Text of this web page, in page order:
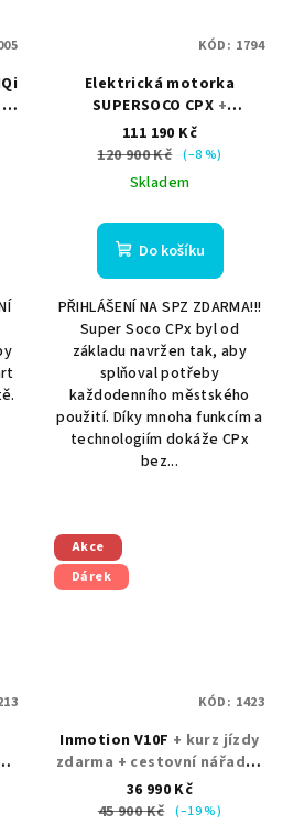
Elektrická motorka
SUPERSOCO CPX +
přihlášení na RZ + helma
nebo kufr jako dárek
111 190 Kč
120 900 Kč (–8 %)
Skladem
Do košíku
PŘIHLÁŠENÍ NA SPZ ZDARMA!!!
Super Soco CPx byl od
základu navržen tak, aby
splňoval potřeby
každodenního městského
použití. Díky mnoha funkcím a
technologiím dokáže CPx
bez...
KÓD: 1794
Akce
Dárek
Inmotion V10F + kurz jízdy
zdarma + cestovní nářadí +
chrániče
36 990 Kč
45 900 Kč (–19 %)
KÓD: 1423